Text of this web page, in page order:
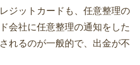
ジットカードも、任意整理の
会社に任意整理の通知をした
れるのが一般的で、出金が不